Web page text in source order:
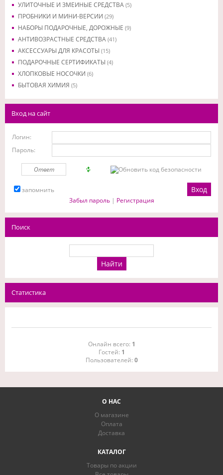
УЛИТОЧНЫЕ И ЗМЕИНЫЕ СРЕДСТВА (5)
ПРОБНИКИ И МИНИ-ВЕРСИИ (29)
НАБОРЫ ПОДАРОЧНЫЕ, ДОРОЖНЫЕ (9)
АНТИВОЗРАСТНЫЕ СРЕДСТВА (41)
АКСЕССУАРЫ ДЛЯ КРАСОТЫ (15)
ПОДАРОЧНЫЕ СЕРТИФИКАТЫ (4)
ХЛОПКОВЫЕ НОСОЧКИ (6)
БЫТОВАЯ ХИМИЯ (5)
Вход на сайт
Логин:
Пароль:
запомнить
Забыл пароль| Регистрация
Поиск
Статистика
Онлайн всего: 1
Гостей: 1
Пользователей: 0
О НАС
О магазине
Оплата
Доставка
КАТАЛОГ
Товары по акции